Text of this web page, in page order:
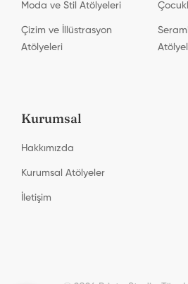
Moda ve Stil Atölyeleri
Çizim ve İllüstrasyon
Atölyeleri
Kurumsal
Hakkımızda
Kurumsal Atölyeler
İletişim